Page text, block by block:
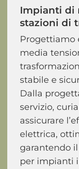
Impianti di
stazioni di
Progettiamo
media
stabile e
Dalla
servizio,
assicurare
elettrica,
garantendo
per impianti